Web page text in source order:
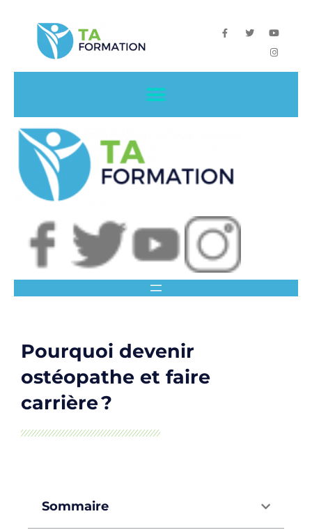
Pourquoi devenir
ostéopathe et faire
carrière ?
Sommaire